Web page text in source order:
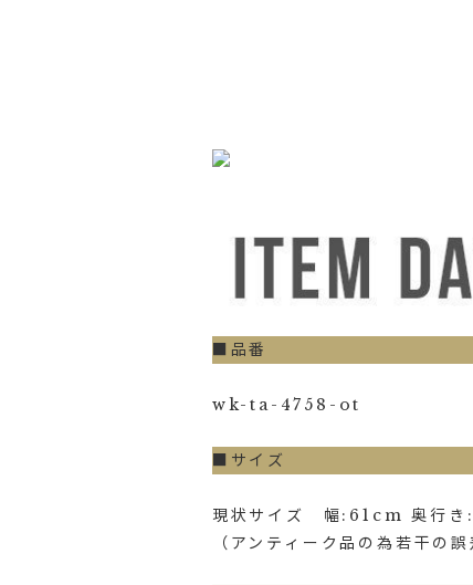
■品番
wk-ta-4758-ot
■サイズ
現状サイズ 幅:61cm 奥行
（アンティーク品の為若干の